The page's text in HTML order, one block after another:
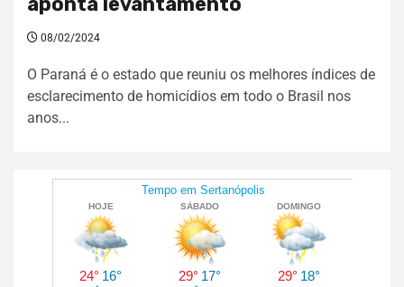
08/02/2024
O Paraná é o estado que reuniu os melhores índices de
esclarecimento de homicídios em todo o Brasil nos
anos...